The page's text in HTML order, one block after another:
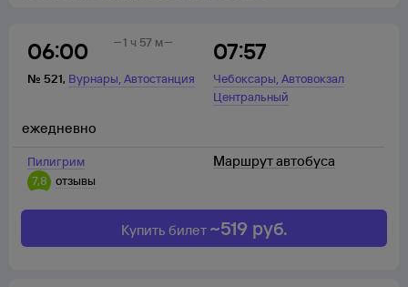
06:00
№ 521, Вурнары,Автостанция
07:57
Чебоксары,Автовокзал
Центральный
1 ч 57 м
Пилигрим
7,8
отзывы
ежедневно
Маршрут автобуса
Купить билет ~519 руб.